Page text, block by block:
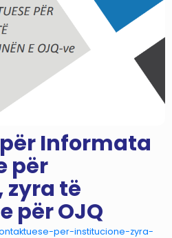
Informata
për
zyra të
për OJQ
per-institucione-zyra-